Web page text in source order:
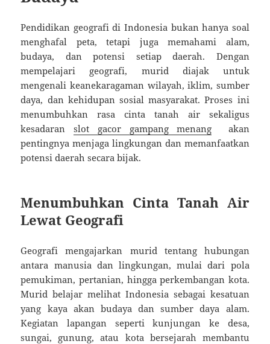
Pendidikan geografi di Indonesia bukan hanya soal
menghafal peta, tetapi juga memahami alam,
budaya, dan potensi setiap daerah. Dengan
mempelajari geografi, murid diajak untuk
mengenali keanekaragaman wilayah, iklim, sumber
daya, dan kehidupan sosial masyarakat. Proses ini
menumbuhkan rasa cinta tanah air sekaligus
kesadaranslot gacor gampang menang akan
pentingnya menjaga lingkungan dan memanfaatkan
potensi daerah secara bijak.
Menumbuhkan Cinta Tanah Air
Lewat Geografi
Geografi mengajarkan murid tentang hubungan
antara manusia dan lingkungan, mulai dari pola
pemukiman, pertanian, hingga perkembangan kota.
Murid belajar melihat Indonesia sebagai kesatuan
yang kaya akan budaya dan sumber daya alam.
Kegiatan lapangan seperti kunjungan ke desa,
sungai, gunung, atau kota bersejarah membantu